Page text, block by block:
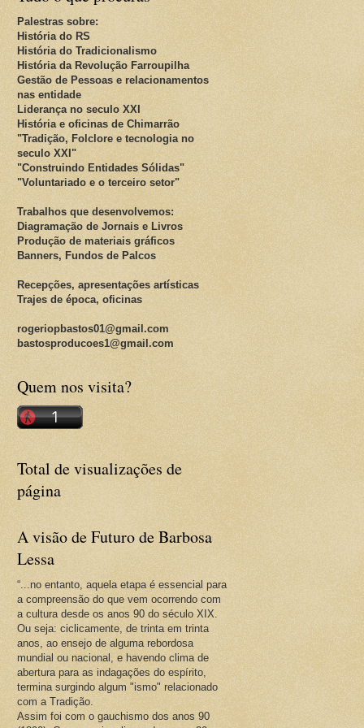
Palestras sobre:
História do RS
História do Tradicionalismo
História da Revolução Farroupilha
Gestão de Pessoas e relacionamentos
nas entidade
Liderança no seculo XXI
História e oficinas de Chimarrão
"Tradição, Folclore e tecnologia no
seculo XXI"
"Construindo Entidades Sólidas"
"Voluntariado e o terceiro setor"
Trabalhos que desenvolvemos:
Diagramação de Jornais e Livros
Produção de materiais gráficos
Banners, Fundos de Palcos
Recepções, apresentações artísticas
Trajes de época, oficinas
rogeriopbastos01@gmail.com
bastosproducoes1@gmail.com
Quem nos visita?
Total de visualizações de
página
A visão de Futuro de Barbosa
Lessa
“...no entanto, aquela etapa é essencial para
a compreensão do que vem ocorrendo com
a cultura desde os anos 90 do século XIX.
Ou seja: ciclicamente, de trinta em trinta
anos, ao ensejo de alguma rebordosa
mundial ou nacional, e havendo clima de
abertura para as indagações do espírito,
termina surgindo algum "ismo" relacionado
com a Tradição.
Assim foi com o gauchismo dos anos 90